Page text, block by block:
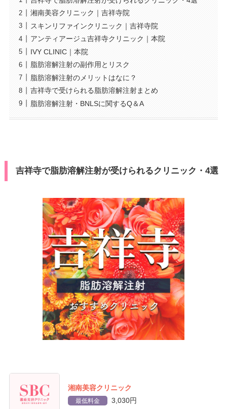
湘南美容クリニック｜吉祥寺院
スキンリファインクリニック｜吉祥寺院
アンティアージュ吉祥寺クリニック｜本院
IVY CLINIC｜本院
脂肪溶解注射の副作用とリスク
脂肪溶解注射のメリットはなに？
吉祥寺で受けられる脂肪溶解注射まとめ
脂肪溶解注射・BNLSに関するQ＆A
吉祥寺で脂肪溶解注射が受けられるクリニック・4選
湘南美容クリニック
最低料金 3,030円